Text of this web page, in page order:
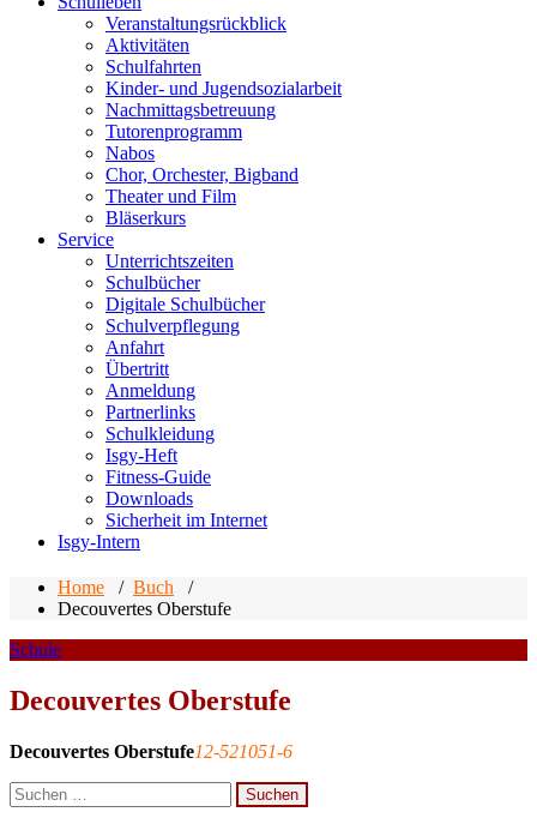
Veranstaltungsrückblick
Aktivitäten
Schulfahrten
Kinder- und Jugendsozialarbeit
Nachmittagsbetreuung
Tutorenprogramm
Nabos
Chor, Orchester, Bigband
Theater und Film
Bläserkurs
Service
Unterrichtszeiten
Schulbücher
Digitale Schulbücher
Schulverpflegung
Anfahrt
Übertritt
Anmeldung
Partnerlinks
Schulkleidung
Isgy-Heft
Fitness-Guide
Downloads
Sicherheit im Internet
Isgy-Intern
Home / Buch /
Decouvertes Oberstufe
Schule
Decouvertes Oberstufe
Decouvertes Oberstufe12-521051-6
Suchen
nach: